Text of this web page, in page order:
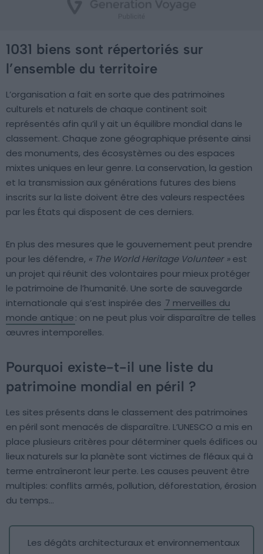
1031 biens sont répertoriés sur
l’ensemble du territoire
L’organisation a fait en sorte que des patrimoines
culturels et naturels de chaque continent soit
représentés afin qu’il y ait un équilibre mondial dans le
classement. Chaque zone géographique présente ainsi
des monuments, des écosystèmes ou des espaces
mixtes uniques en leur genre. La conservation, la gestion
et la transmission aux générations futures des biens
inscrits sur la liste doivent être des valeurs respectées
par les États qui disposent de ces derniers.
En plus des mesures que le gouvernement peut prendre
pour les défendre, « The World Heritage Volunteer » est
un projet qui réunit des volontaires pour mieux protéger
le patrimoine de l’humanité. Une sorte de sauvegarde
internationale qui s’est inspirée des 7 merveilles du
monde antique: on ne peut plus voir disparaître de telles
œuvres intemporelles.
Pourquoi existe-t-il une liste du
patrimoine mondial en péril ?
Les sites présents dans le classement des patrimoines
en péril sont menacés de disparaître. L’UNESCO a mis en
place plusieurs critères pour déterminer quels édifices ou
lieux naturels sur la planète sont victimes de fléaux qui à
terme entraîneront leur perte. Les causes peuvent être
multiples: conflits armés, pollution, déforestation, érosion
du temps…
Les dégâts architecturaux et environnementaux